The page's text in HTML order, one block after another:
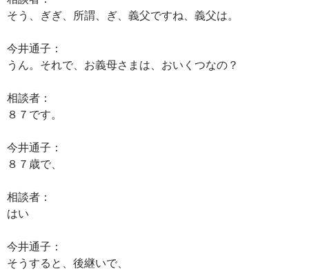
そう、ぎぎ、所謂、ぎ、義父ですね、義父は。
今井通子：
うん。それで、お義母さまは、おいくつなの？
相談者：
８７です。
今井通子：
８７歳で、
相談者：
はい
今井通子：
そうすると、後継いで、